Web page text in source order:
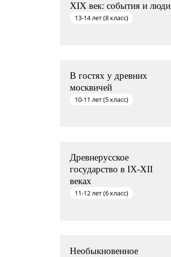
XIX век: события и люди
13-14 лет (8 класс)
В гостях у древних
москвичей
10-11 лет (5 класс)
Древнерусское
государство в IX-XII
веках
11-12 лет (6 класс)
Необыкновенное